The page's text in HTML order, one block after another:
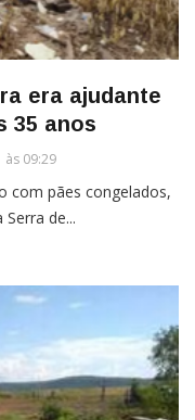
era ajudante
35 anos
às 09:29
com pães congelados,
de...